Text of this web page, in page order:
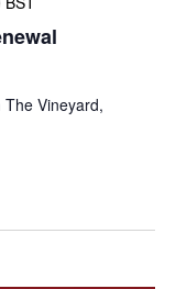
The Vineyard,